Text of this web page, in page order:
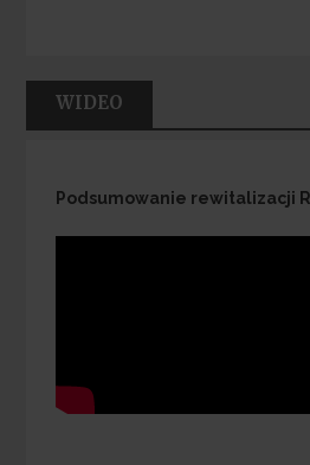
WIDEO
Podsumowanie rewitalizacji